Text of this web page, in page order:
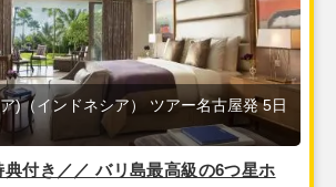
リ島最高級の6つ星ホ
)（インドネシア） ツアー名古屋発 5日